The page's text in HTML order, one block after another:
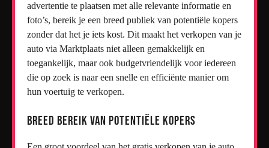
advertentie te plaatsen met alle relevante informatie en
foto’s, bereik je een breed publiek van potentiële kopers
zonder dat het je iets kost. Dit maakt het verkopen van je
auto via Marktplaats niet alleen gemakkelijk en
toegankelijk, maar ook budgetvriendelijk voor iedereen
die op zoek is naar een snelle en efficiënte manier om
hun voertuig te verkopen.
Breed bereik van potentiële kopers